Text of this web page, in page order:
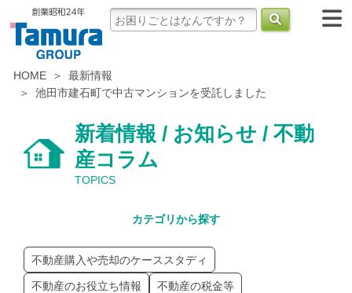
HOME
最新情報
池田市建石町で中古マンションを受託しました
新着情報 / お知らせ / 不動
産コラム
TOPICS
カテゴリから探す
不動産購入や売却のケーススタディ
不動産のお役立ち情報 不動産の税金等